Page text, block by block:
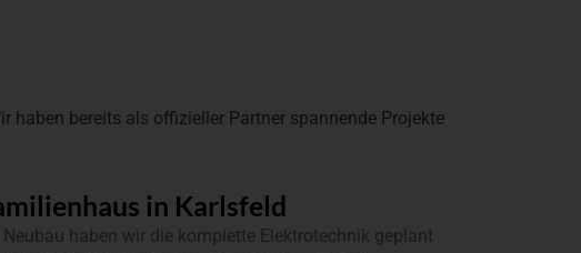
bereits als offizieller Partner spannende Projekte
in Karlsfeld
haben wir die komplette Elektrotechnik geplant